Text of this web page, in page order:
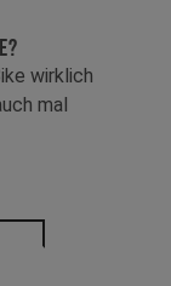
wirklich
mal